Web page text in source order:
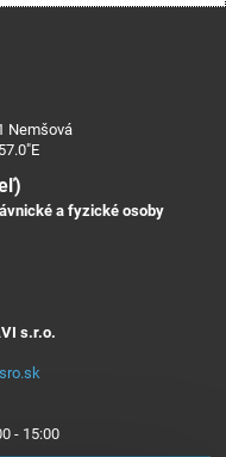
Nemšová
a fyzické osoby
s.r.o.
- 15:00